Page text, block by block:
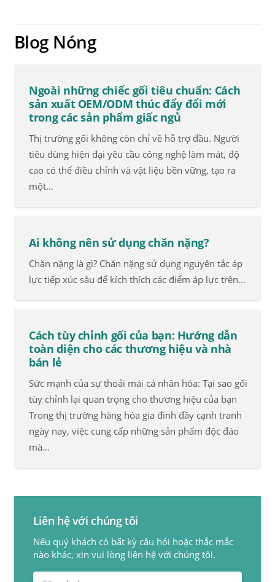
Blog Nóng
Ngoài những chiếc gối tiêu chuẩn: Cách
sản xuất OEM/ODM thúc đẩy đổi mới
trong các sản phẩm giấc ngủ
Thị trường gối không còn chỉ về hỗ trợ đầu. Người
tiêu dùng hiện đại yêu cầu công nghệ làm mát, độ
cao có thể điều chỉnh và vật liệu bền vững, tạo ra
một…
Ai không nên sử dụng chăn nặng?
Chăn nặng là gì? Chăn nặng sử dụng nguyên tắc áp
lực tiếp xúc sâu để kích thích các điểm áp lực trên…
Cách tùy chỉnh gối của bạn: Hướng dẫn
toàn diện cho các thương hiệu và nhà
bán lẻ
Sức mạnh của sự thoải mái cá nhân hóa: Tại sao gối
tùy chỉnh lại quan trọng cho thương hiệu của bạn
Trong thị trường hàng hóa gia đình đầy cạnh tranh
ngày nay, việc cung cấp những sản phẩm độc đáo
mà…
Liên hệ với chúng tôi
Nếu quý khách có bất kỳ câu hỏi hoặc thắc mắc
nào khác, xin vui lòng liên hệ với chúng tôi.